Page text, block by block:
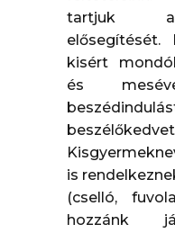
tartjuk a
elősegítését.
kisért
és
is
(cselló,
hozzánk